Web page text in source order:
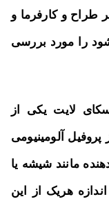
طراح و کارفرما و
را مورد بررسی
لایت یکی از
آلومینیومی
مانند شیشه یا
هریک از این